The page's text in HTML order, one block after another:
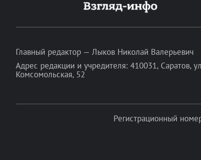
Главный редактор — Лыков Николай Валерьевич
Адрес редакции и учредителя: 410031, Саратов,
Комсомольская, 52
Регистрационный